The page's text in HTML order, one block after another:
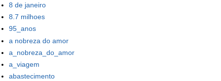
8 de janeiro
8.7 milhoes
95_anos
a nobreza do amor
a_nobreza_do_amor
a_viagem
abastecimento